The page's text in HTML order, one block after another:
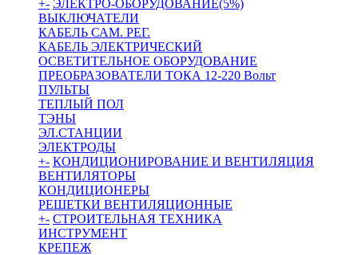
+- ЭЛЕКТРО-ОБОРУДОВАНИЕ(5%)
ВЫКЛЮЧАТЕЛИ
КАБЕЛЬ САМ. РЕГ.
КАБЕЛЬ ЭЛЕКТРИЧЕСКИЙ
ОСВЕТИТЕЛЬНОЕ ОБОРУДОВАНИЕ
ПРЕОБРАЗОВАТЕЛИ ТОКА 12-220 Вольт
ПУЛЬТЫ
ТЕПЛЫЙ ПОЛ
ТЭНЫ
ЭЛ.СТАНЦИИ
ЭЛЕКТРОДЫ
+- КОНДИЦИОНИРОВАНИЕ И ВЕНТИЛЯЦИЯ
ВЕНТИЛЯТОРЫ
КОНДИЦИОНЕРЫ
РЕШЕТКИ ВЕНТИЛЯЦИОННЫЕ
+- СТРОИТЕЛЬНАЯ ТЕХНИКА
ИНСТРУМЕНТ
КРЕПЕЖ